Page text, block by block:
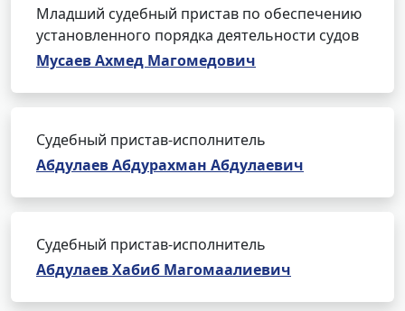
Младший судебный пристав по обеспечению
установленного порядка деятельности судов
Мусаев Ахмед Магомедович
Судебный пристав-исполнитель
Абдулаев Абдурахман Абдулаевич
Судебный пристав-исполнитель
Абдулаев Хабиб Магомаалиевич